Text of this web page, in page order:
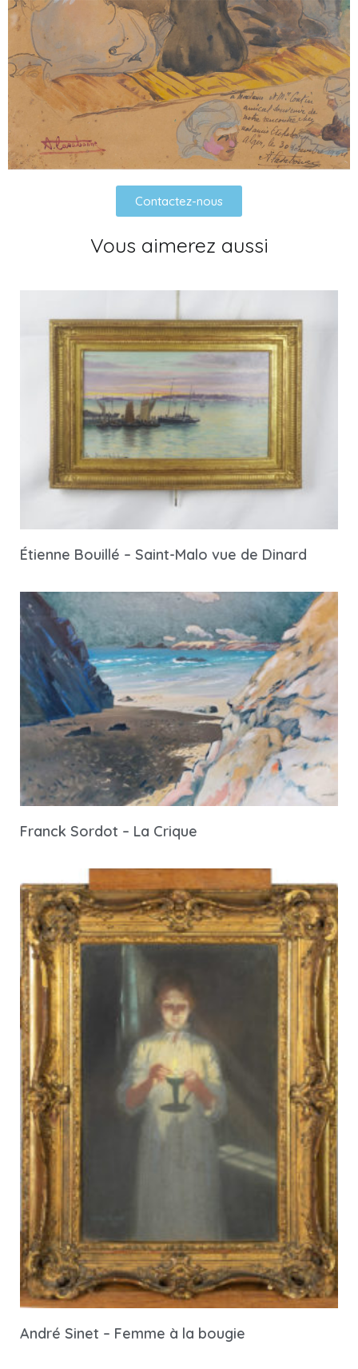
Contactez-nous
Vous aimerez aussi
Étienne Bouillé – Saint-Malo vue de Dinard
Franck Sordot – La Crique
André Sinet – Femme à la bougie